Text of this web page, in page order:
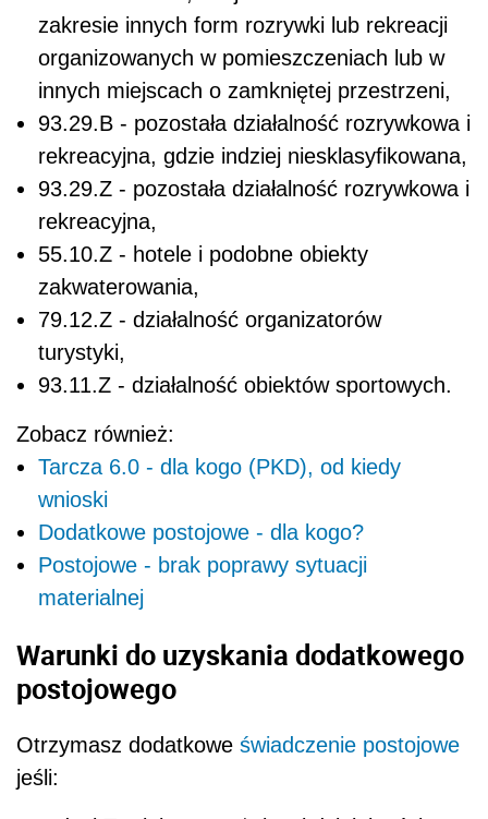
zakresie innych form rozrywki lub rekreacji
organizowanych w pomieszczeniach lub w
innych miejscach o zamkniętej przestrzeni,
93.29.B - pozostała działalność rozrywkowa i
rekreacyjna, gdzie indziej niesklasyfikowana,
93.29.Z - pozostała działalność rozrywkowa i
rekreacyjna,
55.10.Z - hotele i podobne obiekty
zakwaterowania,
79.12.Z - działalność organizatorów
turystyki,
93.11.Z - działalność obiektów sportowych.
Zobacz również:
Tarcza 6.0 - dla kogo (PKD), od kiedy
wnioski
Dodatkowe postojowe - dla kogo?
Postojowe - brak poprawy sytuacji
materialnej
Warunki do uzyskania dodatkowego
postojowego
Otrzymasz dodatkowe świadczenie postojowe
jeśli: